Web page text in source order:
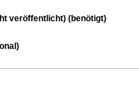
veröffentlicht) (benötigt)